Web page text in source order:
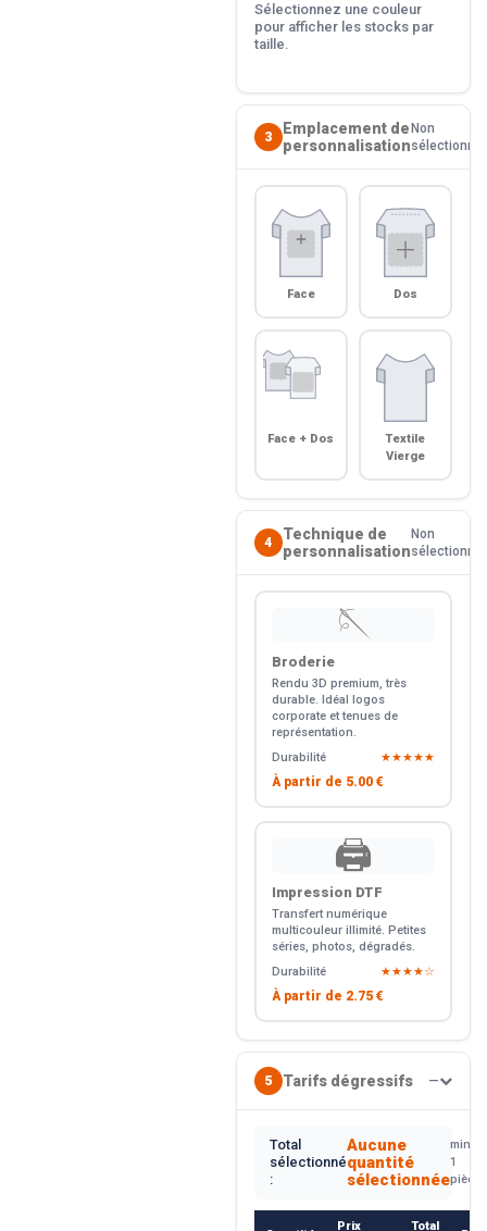
Sélectionnez une couleur
pour afficher les stocks par
taille.
3
Emplacement de
personnalisation
Non
sélectionné
Face Dos
Face + Dos
Textile
Vierge
4
Technique de
personnalisation
Non
sélectionné
🪡
Broderie
Rendu 3D premium, très
durable. Idéal logos
corporate et tenues de
représentation.
Durabilité
★★★★★
À partir de 5.00 €
🖨️
Impression DTF
Transfert numérique
multicouleur illimité. Petites
séries, photos, dégradés.
Durabilité
★★★★☆
À partir de 2.75 €
5 Tarifs dégressifs —
Total
sélectionné
:
Aucune
quantité
sélectionnée
min.
1
pièce
Prix Total